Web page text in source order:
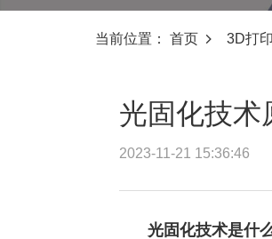
当前位置： 首页 3D打印
光固化技术
2023-11-21 15:36:46
光固化技术是什